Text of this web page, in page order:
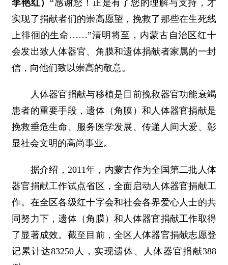
李艳红）“感谢您！正是有了您的理解与支持，才
实现了捐献者们的崇高愿望，挽救了那些在生死线
上徘徊的生命……”清明将至，内蒙古自治区红十
会发出致人体器官、角膜和遗体捐献者家属的一封
信，向他们致以崇高的敬意。
人体器官捐献与移植是目前挽救器官功能衰竭
患者的重要手段，遗体（角膜）和人体器官捐献是
挽救垂危生命、服务医学发展、传递人间大爱、彰
显社会文明的高尚事业。
据介绍，2011年，内蒙古作为全国第二批人体
器官捐献工作试点省区，全面启动人体器官捐献工
作。在全区各级红十字会和社会各界爱心人士的共
同努力下，遗体（角膜）和人体器官捐献工作取得
了显著成效。截至目前，全区人体器官捐献志愿登
记累计达83250人，实现遗体、人体器官捐献388